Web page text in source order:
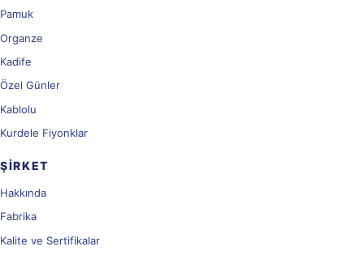
Pamuk
Organze
Kadife
Özel Günler
Kablolu
Kurdele Fiyonklar
ŞIRKET
Hakkında
Fabrika
Kalite ve Sertifikalar